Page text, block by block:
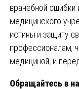
врачебной ошибки
медицинского
истины и защиту
профессионалам,
медициной, и
Обращайтесь в